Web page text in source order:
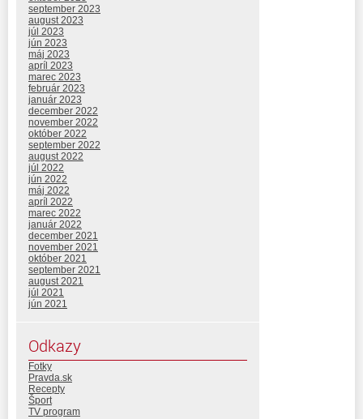
september 2023
august 2023
júl 2023
jún 2023
máj 2023
apríl 2023
marec 2023
február 2023
január 2023
december 2022
november 2022
október 2022
september 2022
august 2022
júl 2022
jún 2022
máj 2022
apríl 2022
marec 2022
január 2022
december 2021
november 2021
október 2021
september 2021
august 2021
júl 2021
jún 2021
Odkazy
Fotky
Pravda.sk
Recepty
Šport
TV program